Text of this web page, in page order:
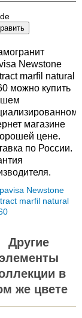
Newstone
marfil natural
можно купить
магазине
цене.
по России.
Другие
в
же цвете